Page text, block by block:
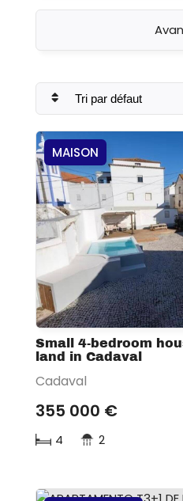
MAISON
Small 4-bedroom
land in Cadaval
Cadaval
355 000 €
4 2